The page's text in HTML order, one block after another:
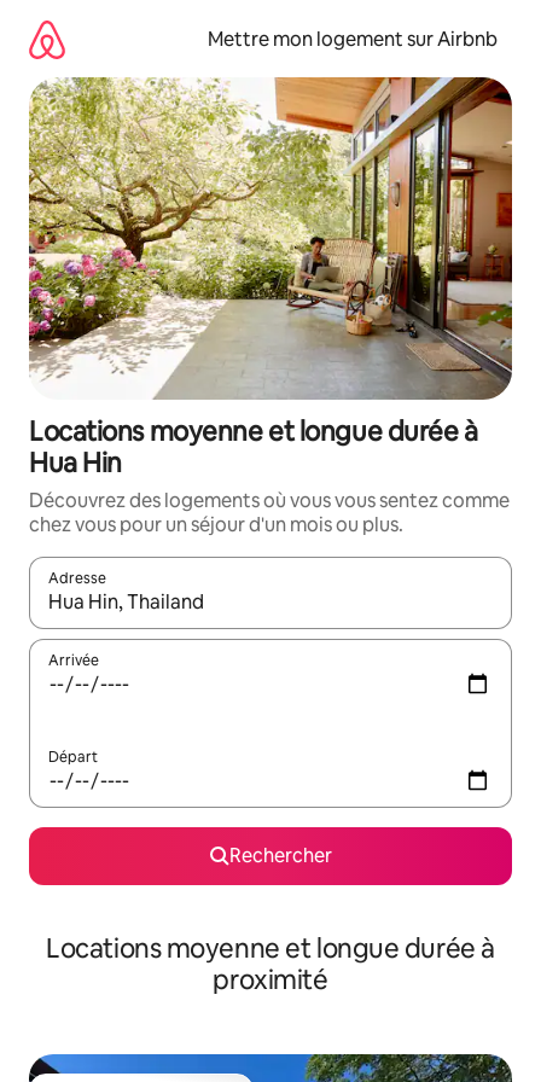
directement
contenu
Mettre mon logement sur Airbnb
Locations moyenne et longue durée à
Hua Hin
Découvrez des logements où vous vous sentez comme
chez vous pour un séjour d'un mois ou plus.
Adresse
Lorsque les résultats s'affichent, utilisez les flèches vers le
Arrivée
Départ
Rechercher
Locations moyenne et longue durée à
proximité